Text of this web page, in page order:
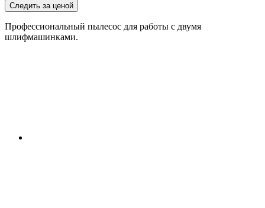
Следить за ценой
Профессиональный пылесос для работы с двумя
шлифмашинками.